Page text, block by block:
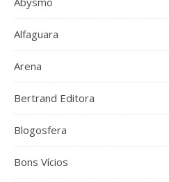
Alfaguara
Arena
Bertrand Editora
Blogosfera
Bons Vícios